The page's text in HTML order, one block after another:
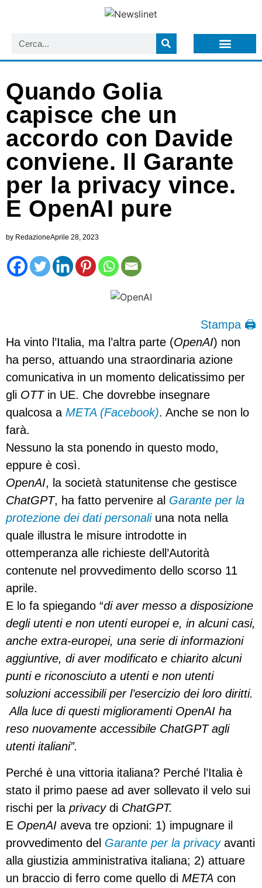
Quando Golia
capisce che un
accordo con Davide
conviene. Il Garante
per la privacy vince.
E OpenAI pure
by RedazioneAprile 28, 2023
Stampa 🖨
Ha vinto l’Italia, ma l’altra parte (OpenAI) non
ha perso, attuando una straordinaria azione
comunicativa in un momento delicatissimo per
gli OTTin UE. Che dovrebbe insegnare
qualcosa a META (Facebook). Anche se non lo
farà.
Nessuno la sta ponendo in questo modo,
eppure è così.
OpenAI, la società statunitense che gestisce
ChatGPT, ha fatto pervenire al Garante per la
protezione dei dati personaliuna nota nella
quale illustra le misure introdotte in
ottemperanza alle richieste dell’Autorità
contenute nel provvedimento dello scorso 11
aprile.
E lo fa spiegando “di aver messo a disposizione
degli utenti e non utenti europei e, in alcuni casi,
anche extra-europei, una serie di informazioni
aggiuntive, di aver modificato e chiarito alcuni
punti e riconosciuto a utenti e non utenti
soluzioni accessibili per l’esercizio dei loro diritti.
Alla luce di questi miglioramenti OpenAI ha
reso nuovamente accessibile ChatGPT agli
utenti italiani”.
Perché è una vittoria italiana? Perché l’Italia è
stato il primo paese ad aver sollevato il velo sui
rischi per la privacydi ChatGPT.
E OpenAI aveva tre opzioni: 1) impugnare il
provvedimento del Garante per la privacy avanti
alla giustizia amministrativa italiana; 2) attuare
un braccio di ferro come quello di META con